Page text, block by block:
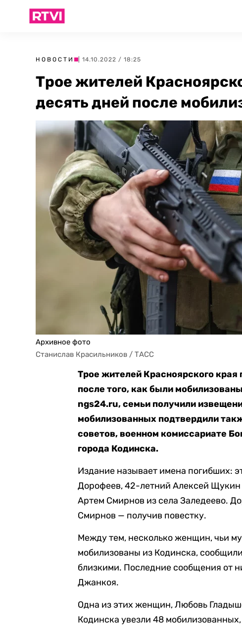
НОВОСТИ | 14.10.2022 / 18:25
Трое жителей
десять дней после
Архивное фото
Станислав Красильников / ТАСС
Трое жителей Красноярского края
после того, как были
ngs24.ru, семьи получили
мобилизованных подтвердили
советов, военном комиссариате
города Кодинска.
Издание называет имена погибших:
Дорофеев, 42-летний Алексей Щукин
Артем Смирнов из села Заледеево.
Смирнов — получив повестку.
Между тем, несколько женщин, чьи
мобилизованы из Кодинска,
близкими. Последние сообщения от
Джанкоя.
Одна из этих женщин, Любовь
Кодинска увезли 48